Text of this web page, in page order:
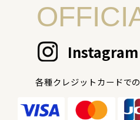
Instagram
各種クレジットカードで